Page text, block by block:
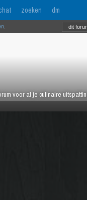
zoeken dm
voor al je culinaire